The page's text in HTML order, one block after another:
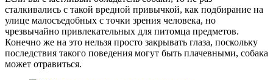
сталкивались с такой вредной привычкой, как подбирание на
улице малосъедобных с точки зрения человека, но
чрезвычайно привлекательных для питомца предметов.
Конечно же на это нельзя просто закрывать глаза, поскольку
последствия такого поведения могут быть плачевными, собака
может отравиться.